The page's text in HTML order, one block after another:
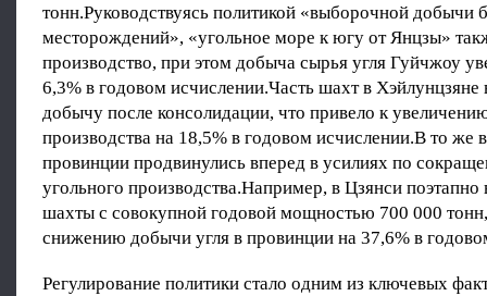
тонн.Руководствуясь политикой «выборочной добычи
месторождений», «угольное море к югу от Янцзы»
производство, при этом добыча сырья угля Гуйчжоу
6,3% в годовом исчислении.Часть шахт в Хэйлунцзяне
добычу после консолидации, что привело к
производства на 18,5% в годовом исчислении.В то же
провинции продвинулись вперед в усилиях по
угольного производства.Например, в Цзянси
шахты с совокупной годовой мощностью 700 000
снижению добычи угля в провинции на 37,6% в
Регулирование политики стало одним из ключевых